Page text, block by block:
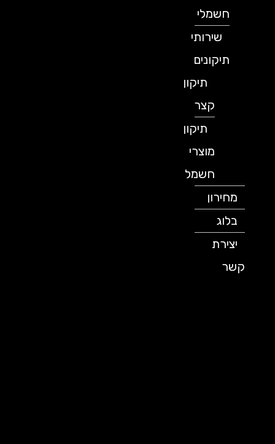
חשמלי
שירותי
תיקונים
תיקון
תיקון
מוצרי
חשמל
מחירון
יצירת
קשר